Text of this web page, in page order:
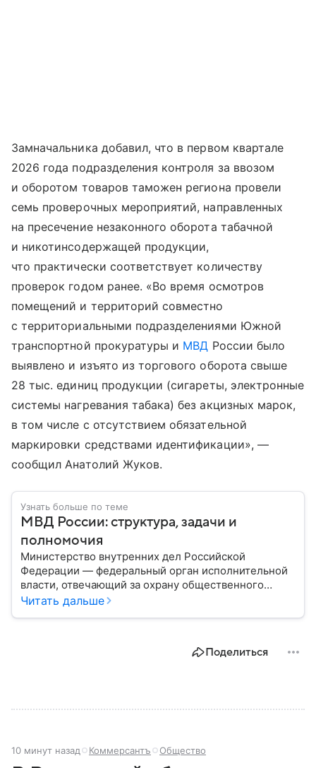
Замначальника добавил, что в первом квартале
2026 года подразделения контроля за ввозом
и оборотом товаров таможен региона провели
семь проверочных мероприятий, направленных
на пресечение незаконного оборота табачной
и никотинсодержащей продукции,
что практически соответствует количеству
проверок годом ранее. «Во время осмотров
помещений и территорий совместно
с территориальными подразделениями Южной
транспортной прокуратуры и МВД России было
выявлено и изъято из торгового оборота свыше
28 тыс. единиц продукции (сигареты, электронные
системы нагревания табака) без акцизных марок,
в том числе с отсутствием обязательной
маркировки средствами идентификации», —
сообщил Анатолий Жуков.
Узнать больше по теме
МВД России: структура, задачи и
полномочия
Министерство внутренних дел Российской
Федерации — федеральный орган исполнительной
власти, отвечающий за охрану общественного
порядка, борьбу с преступностью, обеспечение
России, какие задачи выполняет министерство, как
Читать дальше
Поделиться
10 минут назад Коммерсантъ Общество